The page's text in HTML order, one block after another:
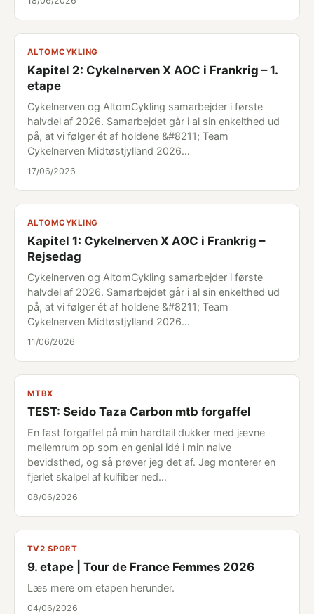
ALTOMCYKLING
Kapitel 2: Cykelnerven X AOC i Frankrig – 1.
etape
Cykelnerven og AltomCykling samarbejder i første
halvdel af 2026. Samarbejdet går i al sin enkelthed ud
på, at vi følger ét af holdene &#8211; Team
Cykelnerven Midtøstjylland 2026…
17/06/2026
ALTOMCYKLING
Kapitel 1: Cykelnerven X AOC i Frankrig –
Rejsedag
Cykelnerven og AltomCykling samarbejder i første
halvdel af 2026. Samarbejdet går i al sin enkelthed ud
på, at vi følger ét af holdene &#8211; Team
Cykelnerven Midtøstjylland 2026…
11/06/2026
MTBX
TEST: Seido Taza Carbon mtb forgaffel
En fast forgaffel på min hardtail dukker med jævne
mellemrum op som en genial idé i min naive
bevidsthed, og så prøver jeg det af. Jeg monterer en
fjerlet skalpel af kulfiber ned…
08/06/2026
TV2 SPORT
9. etape | Tour de France Femmes 2026
Læs mere om etapen herunder.
04/06/2026